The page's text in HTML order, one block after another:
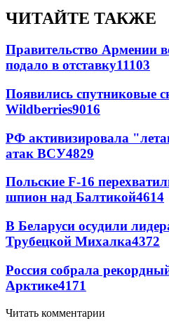
ЧИТАЙТЕ ТАКЖЕ
Правительство Армении
подало в отставку11103
Появились спутниковые
Wildberries9016
РФ активизировала
атак ВСУ4829
Польские F-16
шпион над Балтикой4614
В Беларуси осудили
Трубецкой Михалка4372
Россия собрала
Арктике4171
Читать комментарии